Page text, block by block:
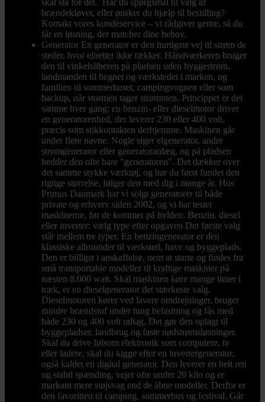
skal stå for det. Har du spørgsmål til valg af
brændekløver, eller ønsker du hjælp til bestilling?
Kontakt vores kundeservice – vi rådgiver gerne, så du
får en løsning, der matcher dine behov.
Generator En generator er den hurtigste vej til strøm de
steder, hvor elnettet ikke rækker. Håndværkeren bruger
den til vinkelsliberen på pladsen uden byggestrøm,
landmanden til hegnet og værkstedet i marken, og
familien til sommerhuset, campingvognen eller som
backup, når stormen tager strømmen. Princippet er det
samme hver gang: en benzin- eller dieselmotor driver
en generatorenhed, der leverer 230 eller 400 volt,
præcis som stikkontakten derhjemme. Maskinen går
under flere navne. Nogle siger elgenerator, andre
strømgenerator eller generatoranlæg, og på pladsen
hedder den ofte bare "generatoren". Det dækker over
det samme stykke værktøj, og har du først fundet den
rigtige størrelse, følger den med dig i mange år. Hos
Primus Danmark har vi solgt generatorer til både
private og erhverv siden 2002, og vi har testet
maskinerne, før de kommer på hylden. Benzin, diesel
eller inverter: vælg type efter opgaven Det første valg
står mellem tre typer. En benzingenerator er den
klassiske allrounder til værksted, have og byggeplads.
Den er billigst i anskaffelse, nem at starte og findes fra
små transportable modeller til kraftige maskiner på
næsten 8.000 watt. Skal maskinen køre mange timer i
træk, er en dieselgenerator det stærkeste valg.
Dieselmotoren kører ved lavere omdrejninger, bruger
mindre brændstof under tung belastning og fås med
både 230 og 400 volt udtag. Det gør den oplagt til
byggepladser, landbrug og faste nødstrømsløsninger.
Skal du drive følsom elektronik som computere, tv
eller ladere, skal du kigge efter en invertergenerator,
også kaldet en digital generator. Den leverer en helt ren
og stabil spænding, vejer ofte under 20 kilo og er
markant mere støjsvag end de åbne modeller. Derfor er
den favoritten til camping, sommerhus og festival. Går